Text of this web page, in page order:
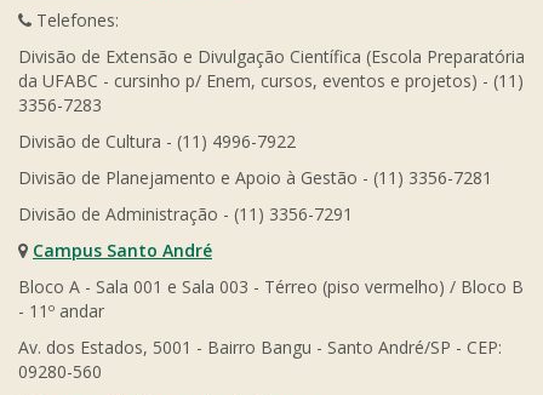
Telefones:
Divisão de Extensão e Divulgação Científica (Escola Preparatória
da UFABC - cursinho p/ Enem, cursos, eventos e projetos) - (11)
3356-7283
Divisão de Cultura - (11) 4996-7922
Divisão de Planejamento e Apoio à Gestão - (11) 3356-7281
Divisão de Administração - (11) 3356-7291
Campus Santo André
Bloco A - Sala 001 e Sala 003 - Térreo (piso vermelho) / Bloco B
- 11º andar
Av. dos Estados, 5001 - Bairro Bangu - Santo André/SP - CEP:
09280-560